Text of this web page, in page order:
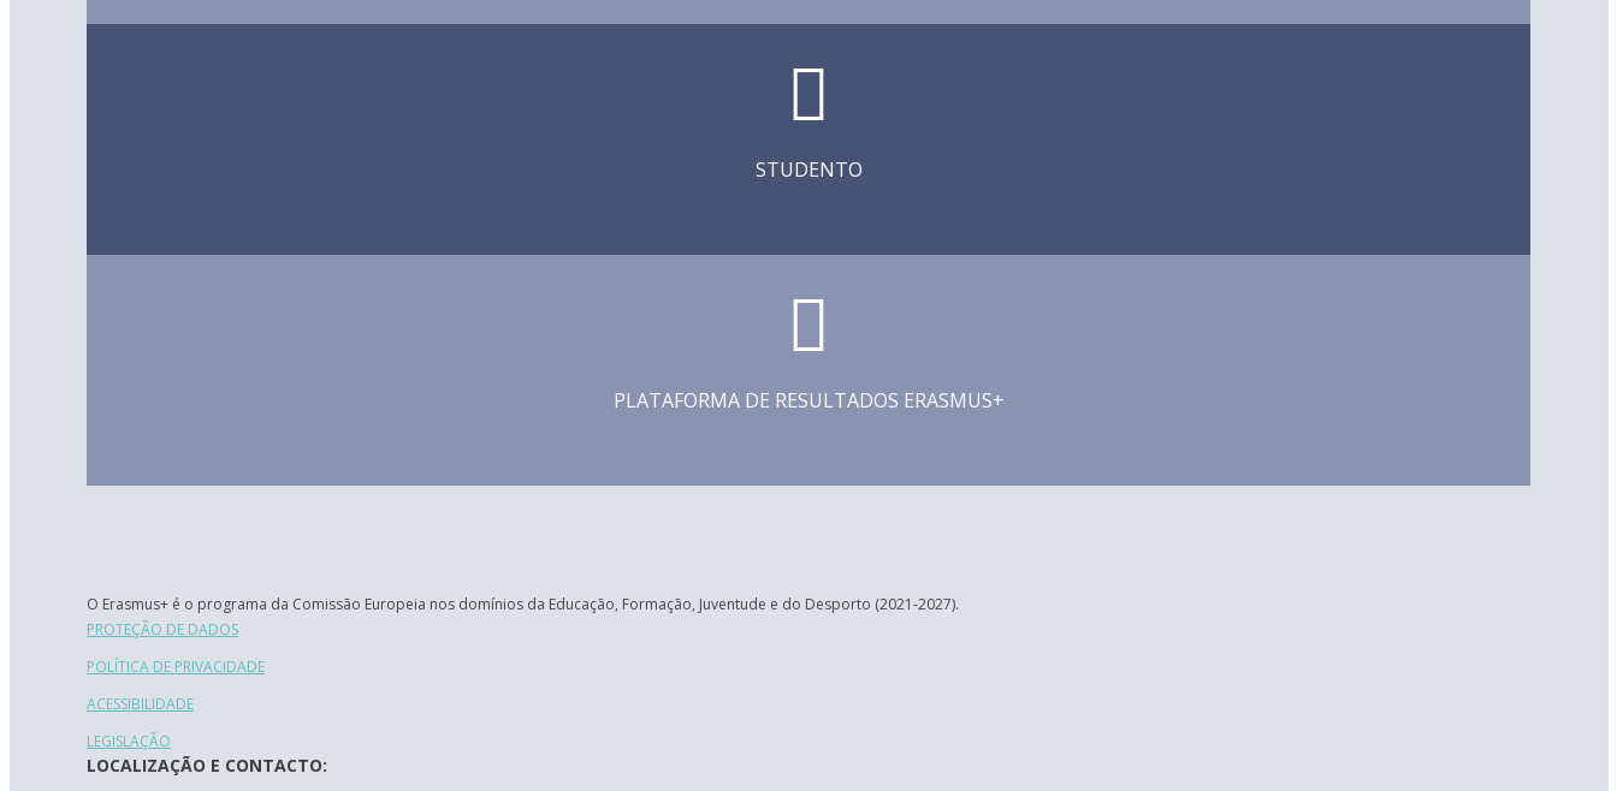
STUDENTO
PLATAFORMA DE RESULTADOS ERASMUS+
O Erasmus+ é o programa da Comissão Europeia nos domínios da Educação, Formação, Juventude e do Desporto (2021-2027).
PROTEÇÃO DE DADOS
POLÍTICA DE PRIVACIDADE
ACESSIBILIDADE
LEGISLAÇÃO
LOCALIZAÇÃO E CONTACTO: